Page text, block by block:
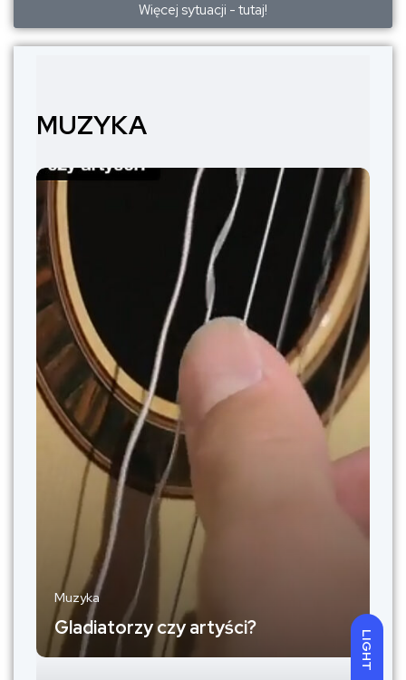
LIGHT
Więcej sytuacji - tutaj!
MUZYKA
Muzyka
Gladiatorzy czy artyści?